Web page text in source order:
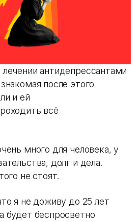
антидепрессантами
после этого
и ей
всё
много для человека, у
долг и дела.
не стоят.
я не доживу до 25 лет
будет беспросветно